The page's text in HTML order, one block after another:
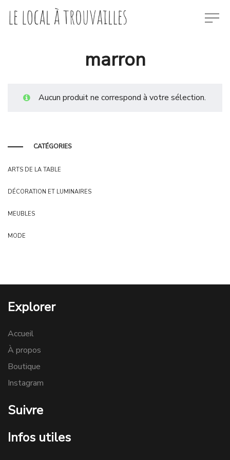
marron
Aucun produit ne correspond à votre sélection.
CATÉGORIES
ARTS DE LA TABLE
DÉCORATION ET LUMINAIRES
MEUBLES
MODE
Explorer
Accueil
À propos
Boutique
Instagram
Suivre
Infos utiles